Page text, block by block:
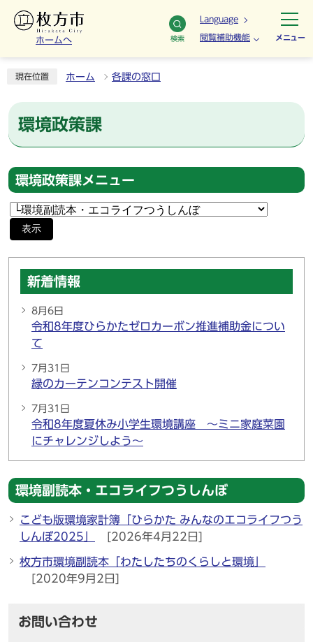
ホームへ 検索
Language
閲覧補助機能 メニュー
現在位置 ホーム 各課の窓口
環境政策課
環境政策課メニュー
表示
新着情報
8月6日
令和8年度ひらかたゼロカーボン推進補助金につい
て
7月31日
緑のカーテンコンテスト開催
7月31日
令和8年度夏休み小学生環境講座 ～ミニ家庭菜園
にチャレンジしよう～
環境副読本・エコライフつうしんぼ
こども版環境家計簿「ひらかた みんなのエコライフつう
しんぼ2025」
[2026年4月22日]
枚方市環境副読本「わたしたちのくらしと環境」
[2020年9月2日]
お問い合わせ